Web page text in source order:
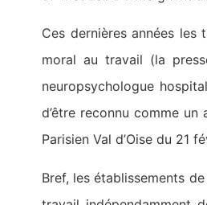
Ces dernières années
moral au travail (la
neuropsychologue
d’être reconnu comme
Parisien Val d’Oise du 21
Bref, les établissements